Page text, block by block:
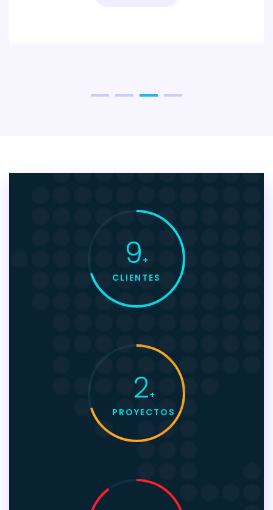
9 +
CLIENTES
2+
PROYECTOS